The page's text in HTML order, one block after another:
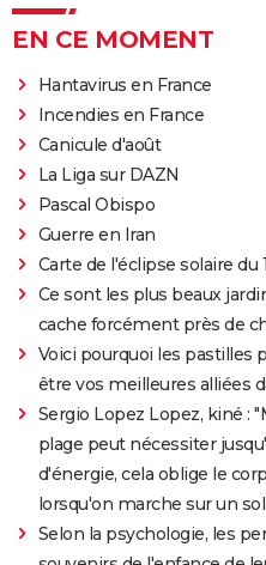
EN CE MOMENT
Hantavirus en France
Incendies en France
Canicule d'août
La Liga sur DAZN
Pascal Obispo
Guerre en Iran
Carte de l'éclipse solaire du
Ce sont les plus beaux
cache forcément près de
Voici pourquoi les pastilles
être vos meilleures alliées
Sergio Lopez Lopez, kiné :
plage peut nécessiter
d'énergie, cela oblige le
lorsqu'on marche sur un
Selon la psychologie, les